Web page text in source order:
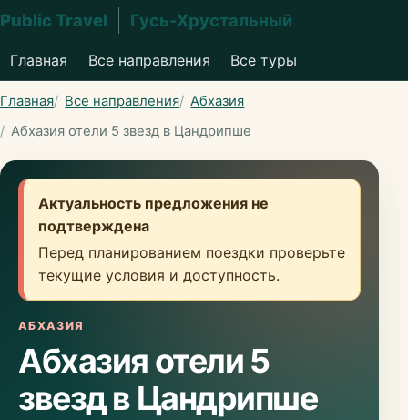
Public Travel Гусь-Хрустальный
Главная Все направления Все туры
Главная Все направления
Абхазия
Абхазия отели 5 звезд в Цандрипше
Актуальность предложения не
подтверждена
Перед планированием поездки проверьте
текущие условия и доступность.
АБХАЗИЯ
Абхазия отели 5
звезд в Цандрипше